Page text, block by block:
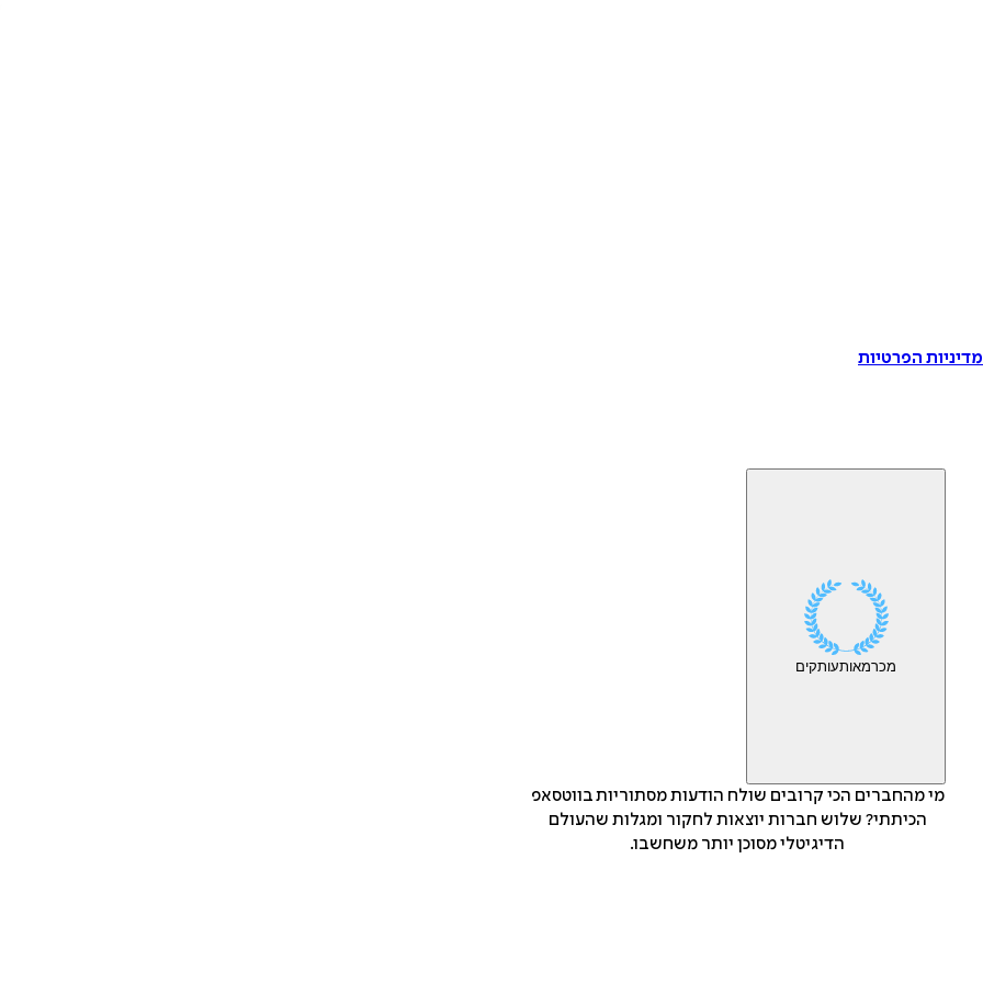
הפרטיות
מכרמאותעותקים
מי מהחברים הכי קרובים שולח הודעות מסתוריות בווטסאפ
הכיתתי? שלוש חברות יוצאות לחקור ומגלות שהעולם
הדיגיטלי מסוכן יותר משחשבו.